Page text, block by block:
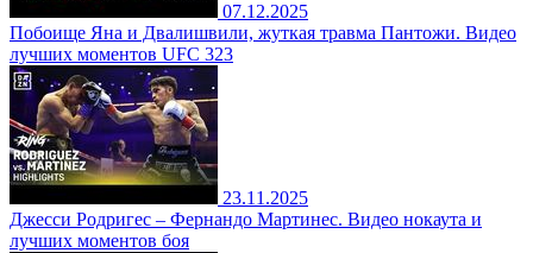
07.12.2025
Побоище Яна и Двалишвили, жуткая травма Пантожи. Видео
лучших моментов UFC 323
23.11.2025
Джесси Родригес – Фернандо Мартинес. Видео нокаута и
лучших моментов боя